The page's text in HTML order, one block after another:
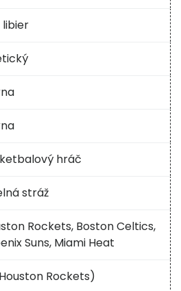
libier
hráč
stráž
Rockets, Boston Celtics,
Suns, Miami Heat
Rockets)